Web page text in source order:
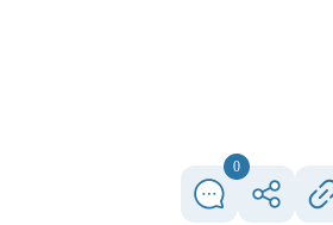
0